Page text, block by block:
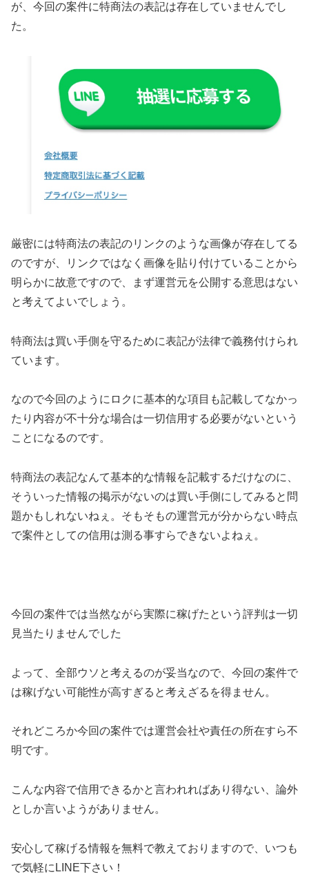
が、今回の案件に特商法の表記は存在していませんでし
た。
厳密には特商法の表記のリンクのような画像が存在してる
のですが、リンクではなく画像を貼り付けていることから
明らかに故意ですので、まず運営元を公開する意思はない
と考えてよいでしょう。
特商法は買い手側を守るために表記が法律で義務付けられ
ています。
なので今回のように ロクに基本的な項目も記載してなかっ
たり内容が不十分な場合は一切信用する必要がないという
ことになるのです。
特商法の表記なんて基本的な情報を記載するだけなのに、
そういった情報の掲示がないのは買い手側にしてみると問
題かもしれないねぇ。そもそもの運営元が分からない時点
で案件としての信用は測る事すらできないよねぇ。
今回の案件では当然ながら実際に稼げたという評判は一切
見当たりませんでした
よって、全部ウソと考えるのが妥当なので、今回の案件で
は稼げない可能性が高すぎると考えざるを得ません。
それどころか今回の案件では運営会社や責任の所在すら不
明です。
こんな内容で信用できるかと言われればあり得ない、論外
としか言いようがありません。
安心して稼げる情報を無料で教えておりますので、いつも
で気軽にLINE下さい！